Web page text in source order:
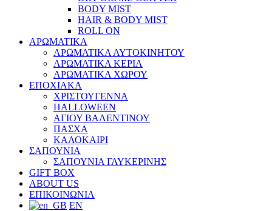
BODY MIST
HAIR & BODY MIST
ROLL ON
ΑΡΩΜΑΤΙΚΑ
ΑΡΩΜΑΤΙΚΑ ΑΥΤΟΚΙΝΗΤΟΥ
ΑΡΩΜΑΤΙΚΑ ΚΕΡΙΑ
ΑΡΩΜΑΤΙΚΑ ΧΩΡΟΥ
ΕΠΟΧΙΑΚΑ
ΧΡΙΣΤΟΥΓΕΝΝΑ
HALLOWEEN
ΑΓΙΟΥ ΒΑΛΕΝΤΙΝΟΥ
ΠΑΣΧΑ
ΚΑΛΟΚΑΙΡΙ
ΣΑΠΟΥΝΙΑ
ΣΑΠΟΥΝΙΑ ΓΛΥΚΕΡΙΝΗΣ
GIFT BOX
ABOUT US
ΕΠΙΚΟΙΝΩΝΙΑ
EN